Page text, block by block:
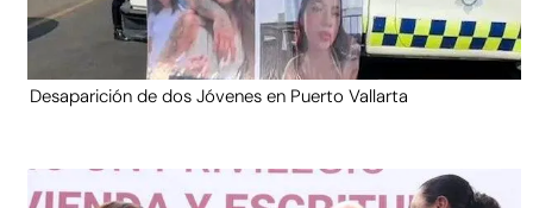
Desaparición de dos Jóvenes en Puerto Vallarta